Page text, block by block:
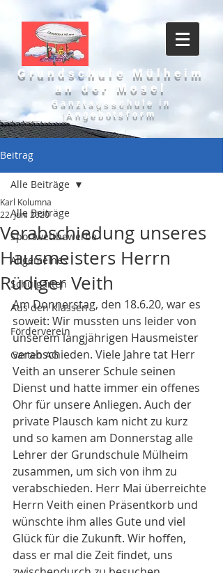
Grundschule Mülheim
an der Mosel
Ganztagsschule in
Angebotsform
Beitrag
Alle Beiträge
Sportwettbewerbe
Allgemeines
Schulgarten
Aus den Klassen
Förderverein
Garten AG
Alle Beiträge
Verabschiedung unseres
Hausmeisters Herrn
Rüdiger Veith
Karl Kolumna
22. Juni 2020
Am Donnerstag, den 18.6.20, war es
soweit: Wir mussten uns leider von
unserem langjährigen Hausmeister
verabschieden. Viele Jahre tat Herr
Veith an unserer Schule seinen
Dienst und hatte immer ein offenes
Ohr für unsere Anliegen. Auch der
private Plausch kam nicht zu kurz
und so kamen am Donnerstag alle
Lehrer der Grundschule Mülheim
zusammen, um sich von ihm zu
verabschieden. Herr Mai überreichte
Herrn Veith einen Präsentkorb und
wünschte ihm alles Gute und viel
Glück für die Zukunft. Wir hoffen,
dass er mal die Zeit findet, uns